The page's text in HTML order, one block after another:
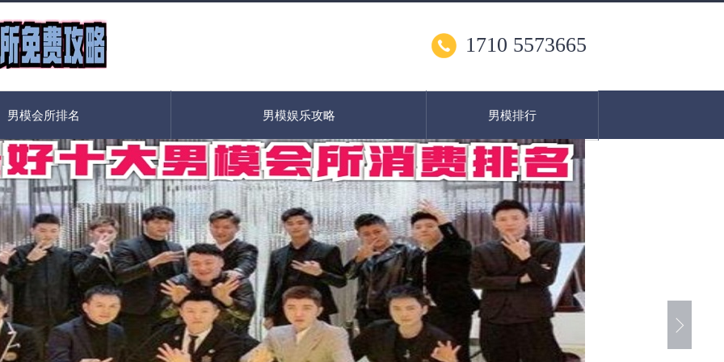
1710 5573665
男模会所排名 男模娱乐攻略 男模排行